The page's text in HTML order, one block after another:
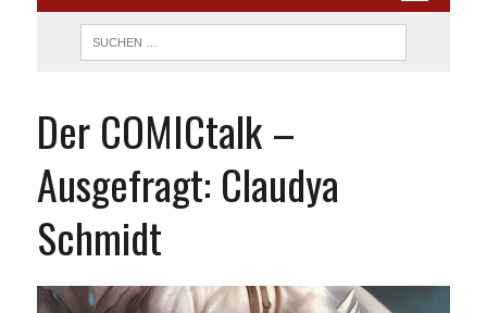
Der COMICtalk –
Ausgefragt: Claudya
Schmidt